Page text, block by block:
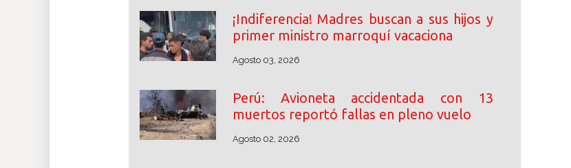
¡Indiferencia! Madres buscan a sus hijos y
primer ministro marroquí vacaciona
Agosto 03, 2026
Perú: Avioneta accidentada con 13
muertos reportó fallas en pleno vuelo
Agosto 02, 2026